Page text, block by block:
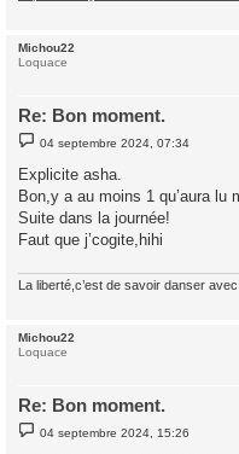
Michou22
Loquace
Re: Bon moment.
M
e
s
a
g
e
04 septembre 2024, 07:34
Explicite asha.
Bon,y a au moins 1 qu’aura lu
Suite dans la journée!
Faut que j’cogite,hihi
La liberté,c’est de savoir danser
Michou22
Loquace
Re: Bon moment.
M
e
04 septembre 2024, 15:26